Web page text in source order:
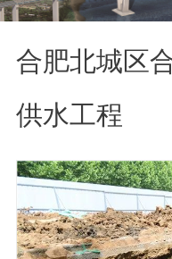
合肥北城区
供水工程